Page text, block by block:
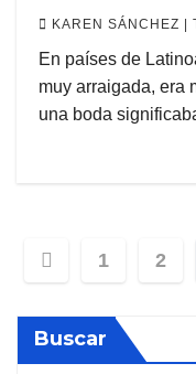
KAREN SÁNCHEZ |
En países de
muy arraigada, era
una boda
Paginación
de
entradas
1 2
Buscar